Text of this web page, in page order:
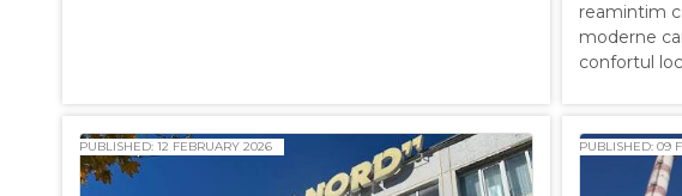
reamintim
moderne
confortul
PUBLISHED: 12 FEBRUARY 2026 PUBLISHED: 09